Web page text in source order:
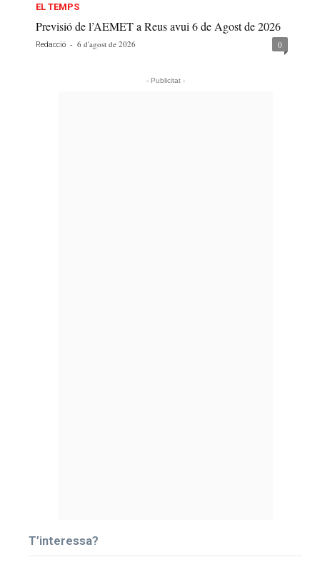
EL TEMPS
Previsió de l’AEMET a Reus avui 6 de Agost de 2026
Redacció - 6 d'agost de 2026 0
- Publicitat -
T’interessa?